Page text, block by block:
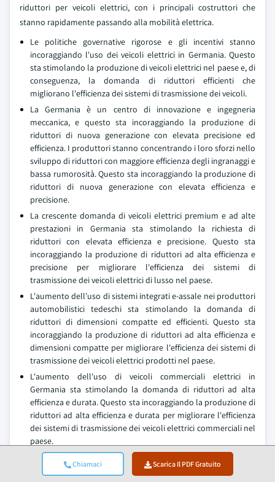
Chiamaci Scarica Il PDF Gratuito
riduttori per veicoli elettrici, con i principali costruttori che
stanno rapidamente passando alla mobilità elettrica.
Le politiche governative rigorose e gli incentivi stanno
incoraggiando l'uso dei veicoli elettrici in Germania. Questo
sta stimolando la produzione di veicoli elettrici nel paese e, di
conseguenza, la domanda di riduttori efficienti che
migliorano l'efficienza dei sistemi di trasmissione dei veicoli.
La Germania è un centro di innovazione e ingegneria
meccanica, e questo sta incoraggiando la produzione di
riduttori di nuova generazione con elevata precisione ed
efficienza. I produttori stanno concentrando i loro sforzi nello
sviluppo di riduttori con maggiore efficienza degli ingranaggi e
bassa rumorosità. Questo sta incoraggiando la produzione di
riduttori di nuova generazione con elevata efficienza e
precisione.
La crescente domanda di veicoli elettrici premium e ad alte
prestazioni in Germania sta stimolando la richiesta di
riduttori con elevata efficienza e precisione. Questo sta
incoraggiando la produzione di riduttori ad alta efficienza e
precisione per migliorare l'efficienza dei sistemi di
trasmissione dei veicoli elettrici di lusso nel paese.
L'aumento dell'uso di sistemi integrati e-assale nei produttori
automobilistici tedeschi sta stimolando la domanda di
riduttori di dimensioni compatte ed efficienti. Questo sta
incoraggiando la produzione di riduttori ad alta efficienza e
dimensioni compatte per migliorare l'efficienza dei sistemi di
trasmissione dei veicoli elettrici prodotti nel paese.
L'aumento dell'uso di veicoli commerciali elettrici in
Germania sta stimolando la domanda di riduttori ad alta
efficienza e durata. Questo sta incoraggiando la produzione di
riduttori ad alta efficienza e durata per migliorare l'efficienza
dei sistemi di trasmissione dei veicoli elettrici commerciali nel
paese.
Il mercato dei riduttori per veicoli elettrici in Brasile ha raggiunto
una scala significativa nel 2025. L'attenzione crescente del Brasile